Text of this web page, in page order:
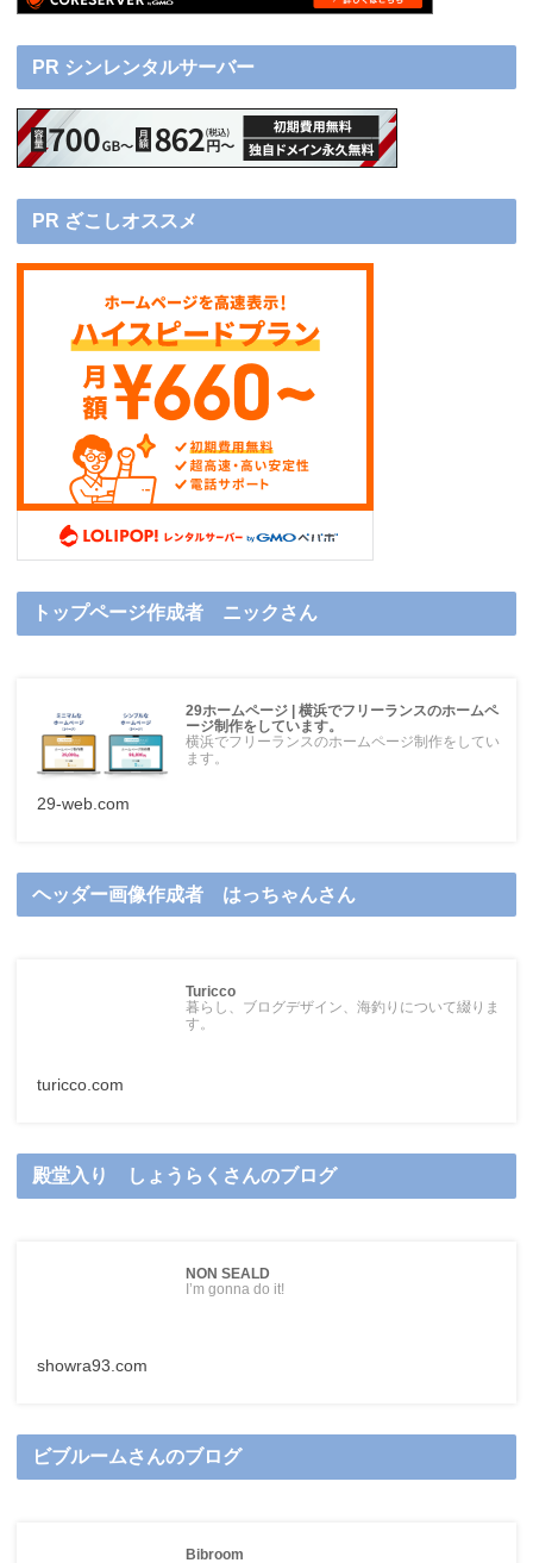
PR シンレンタルサーバー
PR ざこしオススメ
トップページ作成者 ニックさん
29ホームページ | 横浜でフリーランスのホームペ
ージ制作をしています。
横浜でフリーランスのホームページ制作をしてい
ます。
29-web.com
ヘッダー画像作成者 はっちゃんさん
Turicco
暮らし、ブログデザイン、海釣りについて綴りま
す。
turicco.com
殿堂入り しょうらくさんのブログ
NON SEALD
I’m gonna do it!
showra93.com
ビブルームさんのブログ
Bibroom